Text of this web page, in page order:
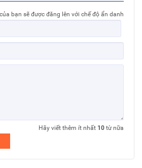
bạn sẽ được đăng lên với chế độ ẩn danh
Hãy viết thêm ít nhất 10 từ nữa